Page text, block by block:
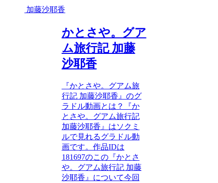
加藤沙耶香
かとさや。グア
ム旅行記 加藤
沙耶香
『かとさや。グアム旅
行記 加藤沙耶香』のグ
ラドル動画とは？『か
とさや。グアム旅行記
加藤沙耶香』はソクミ
ルで見れるグラドル動
画です。作品IDは
181697のこの『かとさ
や。グアム旅行記 加藤
沙耶香』について今回